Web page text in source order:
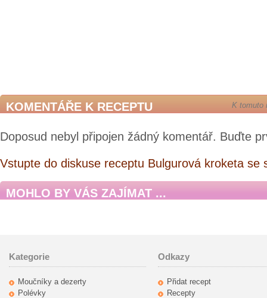
KOMENTÁŘE K RECEPTU K tomuto
Doposud nebyl připojen žádný komentář. Buďte
Vstupte do diskuse receptu Bulgurová kroketa se
MOHLO BY VÁS ZAJÍMAT ...
Kategorie
Moučníky a dezerty
Polévky
Odkazy
Přidat recept
Recepty